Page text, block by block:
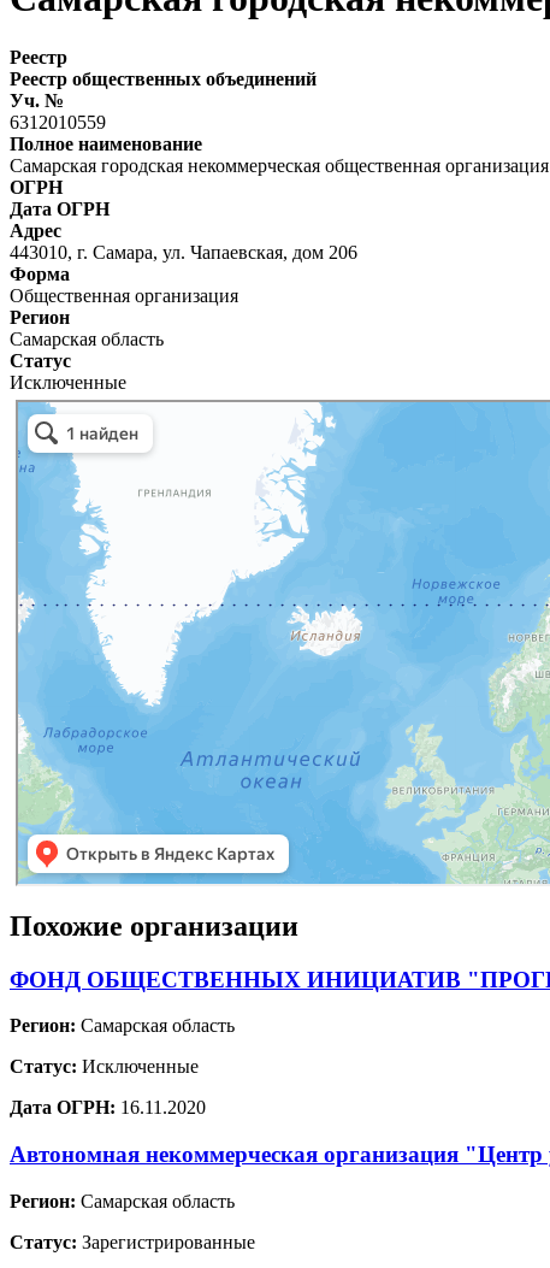
Реестр
Реестр общественных объединений
Уч. №
6312010559
Полное наименование
Самарская городская некоммерческая общественная
ОГРН
Дата ОГРН
Адрес
443010, г. Самара, ул. Чапаевская, дом 206
Форма
Общественная организация
Регион
Самарская область
Статус
Исключенные
Похожие организации
ФОНД ОБЩЕСТВЕННЫХ ИНИЦИАТИВ
Регион: Самарская область
Статус: Исключенные
Дата ОГРН: 16.11.2020
Автономная некоммерческая организация
Регион: Самарская область
Статус: Зарегистрированные